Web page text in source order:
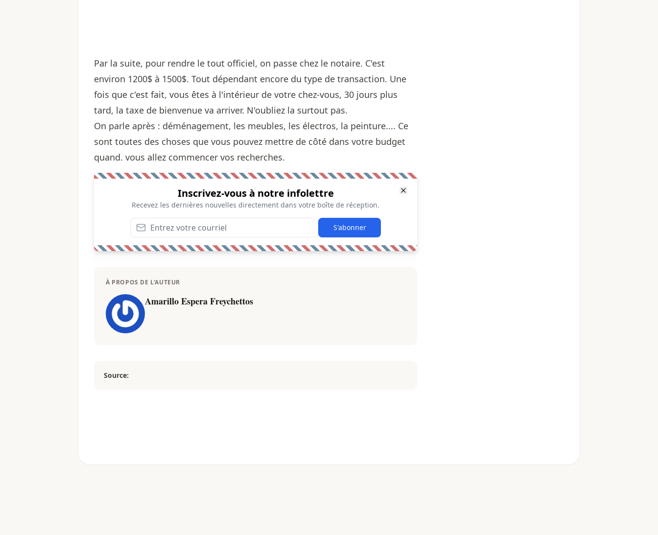
Par la suite, pour rendre le tout officiel, on passe chez le notaire. C'est
environ 1200$ à 1500$. Tout dépendant encore du type de transaction. Une
fois que c'est fait, vous êtes à l'intérieur de votre chez-vous, 30 jours plus
tard, la taxe de bienvenue va arriver. N'oubliez la surtout pas .
On parle après : déménagement, les meubles, les électros, la peinture.... Ce
sont toutes des choses que vous pouvez mettre de côté dans votre budget
quand. vous allez commencer vos recherches.
Inscrivez-vous à notre infolettre
Recevez les dernières nouvelles directement dans votre boîte de réception.
S'abonner
À PROPOS DE L'AUTEUR
Amarillo Espera Freychettos
Source: